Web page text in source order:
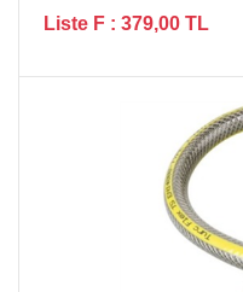
Liste F : 379,00 TL